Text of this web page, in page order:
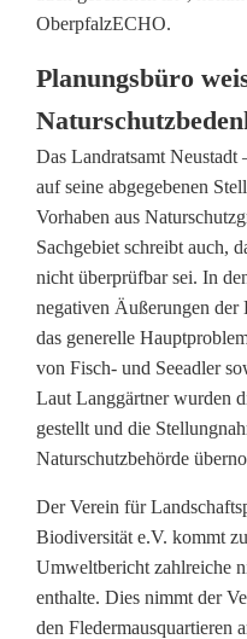
OberpfalzECHO.
Planungsbüro
Das Landratsamt Neustadt
auf seine abgegebenen
Vorhaben aus
Sachgebiet schreibt auch,
nicht überprüfbar sei. In
negativen Äußerungen der
das generelle
von Fisch- und Seeadler
Laut Langgärtner wurden
gestellt und die
Naturschutzbehörde
Der Verein für
Biodiversität e.V. kommt
Umweltbericht zahlreiche
enthalte. Dies nimmt der
den Fledermausquartieren